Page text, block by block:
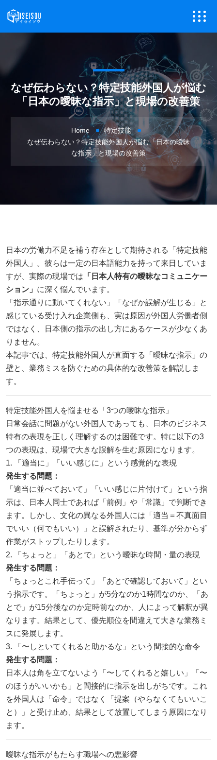
なぜ伝わらない？特定技能外国人が悩む
「日本の曖昧な指示」と現場の改善策
Home
特定技能
なぜ伝わらない？特定技能外国人が悩む「日本の曖昧
な指示」と現場の改善策
日本の労働力不足を補う存在として期待される「特定技能
外国人」。彼らは一定の日本語能力を持って来日していま
すが、実際の現場では 「日本人特有の曖昧なコミュニケー
ション」 に深く悩んでいます。
「指示通りに動いてくれない」「なぜか誤解が生じる」と
感じている受け入れ企業側も、実は原因が外国人労働者側
ではなく、日本側の指示の出し方にあるケースが少なくあ
りません。
本記事では、特定技能外国人が直面する「曖昧な指示」の
壁と、業務ミスを防ぐための具体的な改善策を解説しま
す。
特定技能外国人を悩ませる「3つの曖昧な指示」
日常会話に問題がない外国人であっても、日本のビジネス
特有の表現を正しく理解するのは困難です。特に以下の3
つの表現は、現場で大きな誤解を生む原因になります。
1. 「適当に」「いい感じに」という感覚的な表現
発生する問題：
「適当に並べておいて」「いい感じに片付けて」という指
示は、日本人同士であれば「前例」や「常識」で判断でき
ます。しかし、文化の異なる外国人には「適当＝不真面目
でいい（何でもいい）」と誤解されたり、基準が分からず
作業がストップしたりします。
2. 「ちょっと」「あとで」という曖昧な時間・量の表現
発生する問題：
「ちょっとこれ手伝って」「あとで確認しておいて」とい
う指示です。「ちょっと」が5分なのか1時間なのか、「あ
とで」が15分後なのか定時前なのか、人によって解釈が異
なります。結果として、優先順位を間違えて大きな業務ミ
スに発展します。
3. 「〜しといてくれると助かるな」という間接的な命令
発生する問題：
日本人は角を立てないよう「〜してくれると嬉しい」「〜
のほうがいいかも」と間接的に指示を出しがちです。これ
を外国人は「命令」ではなく「提案（やらなくてもいいこ
と）」と受け止め、結果として放置してしまう原因になり
ます。
曖昧な指示がもたらす職場への悪影響